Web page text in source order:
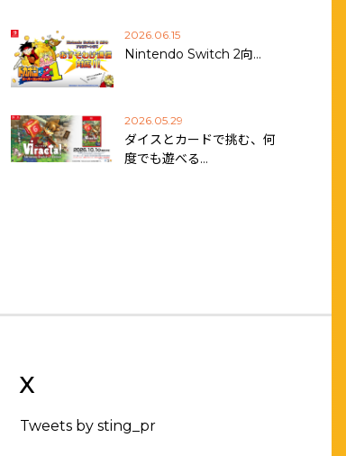
2026.06.15
Nintendo Switch 2向…
2026.05.29
ダイスとカードで挑む、何
度でも遊べる…
X
Tweets by sting_pr